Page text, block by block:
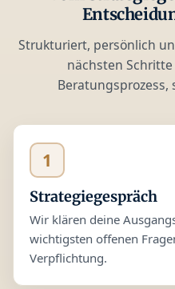
Strukturiert, persönlich
nächsten
Beratungsprozess,
1
Strategiegespräch
Wir klären deine
wichtigsten offenen
Verpflichtung.